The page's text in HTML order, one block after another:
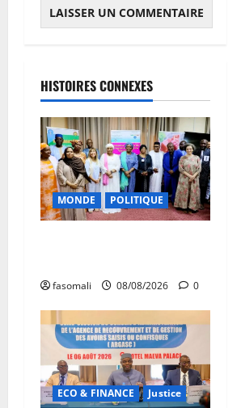
HISTOIRES CONNEXES
MONDE POLITIQUE
fasomali 08/08/2026 0
ECO & FINANCE Justice